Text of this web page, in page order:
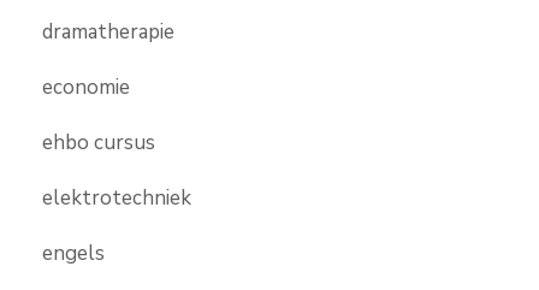
dramatherapie
economie
ehbo cursus
elektrotechniek
engels